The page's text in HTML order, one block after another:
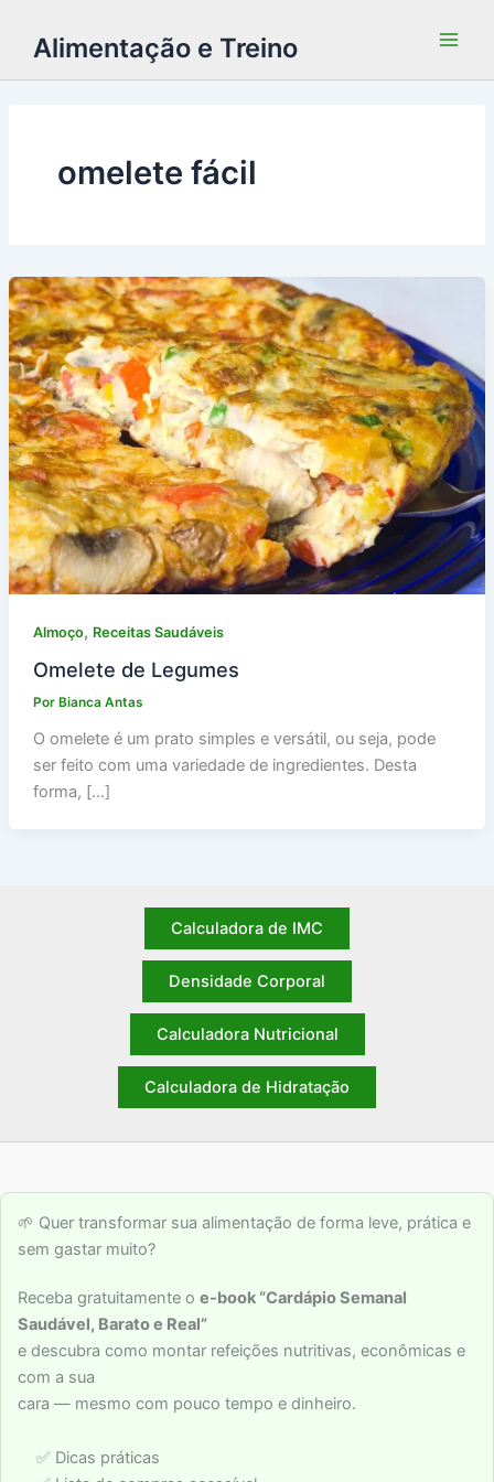
Alimentação e Treino
omelete fácil
Almoço, Receitas Saudáveis
Omelete de Legumes
Por Bianca Antas
O omelete é um prato simples e versátil, ou seja, pode
ser feito com uma variedade de ingredientes. Desta
forma, […]
Calculadora de IMC
Densidade Corporal
Calculadora Nutricional
Calculadora de Hidratação
🌱 Quer transformar sua alimentação de forma leve, prática e
sem gastar muito?
Receba gratuitamente o e-book “Cardápio Semanal
Saudável, Barato e Real”
e descubra como montar refeições nutritivas, econômicas e
com a sua
cara — mesmo com pouco tempo e dinheiro.
✅ Dicas práticas